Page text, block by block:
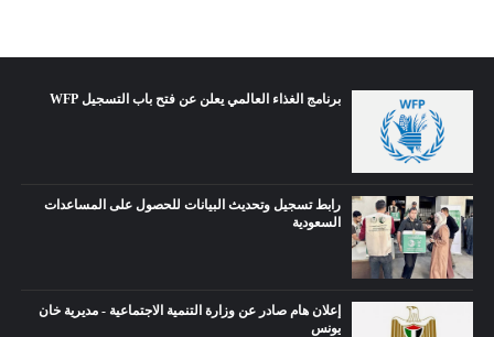
برنامج الغذاء العالمي يعلن عن فتح باب التسجيل WFP
رابط تسجيل وتحديث البيانات للحصول على المساعدات
السعودية
إعلان هام صادر عن وزارة التنمية الاجتماعية - مديرية خان
يونس